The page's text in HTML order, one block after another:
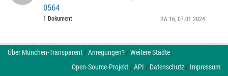
0564
1 Dokument BA 16 , 07.01.2024
Über München-Transparent/Anregungen?/Weitere Städte
Open-Source-Projekt/API / Datenschutz/ Impressum